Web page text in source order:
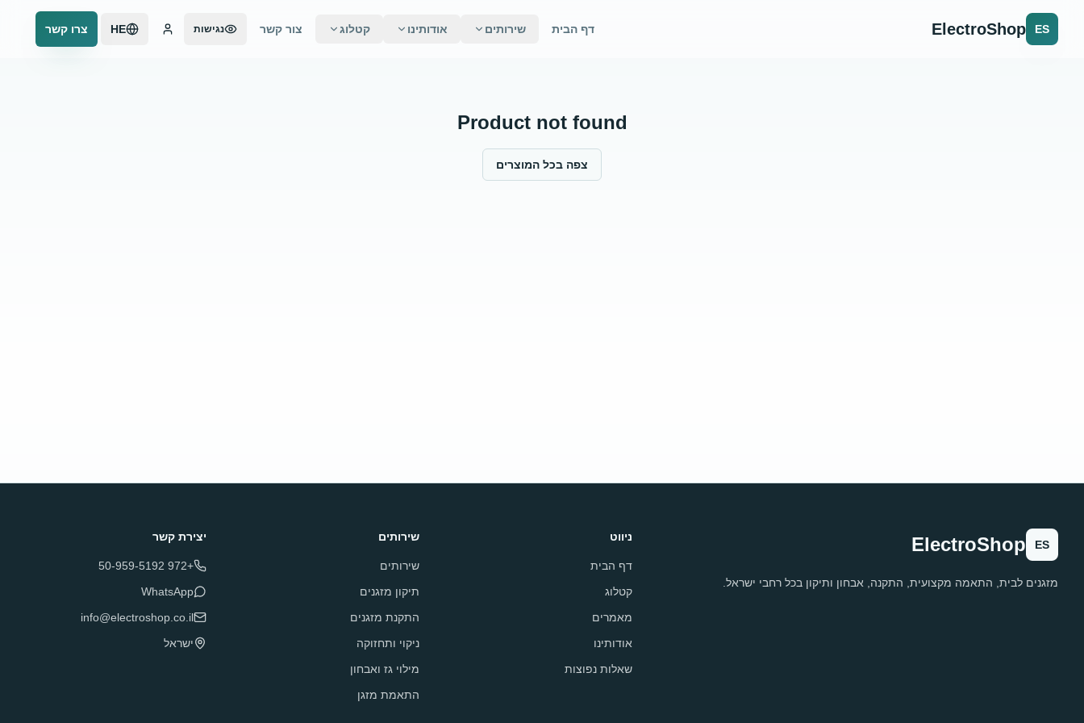
ES
ElectroShop דף הבית שירותים אודותינו קטלוג צור קשר נגישות HE צרו קשר
Product not found
צפה בכל המוצרים
ES
ElectroShop
מזגנים לבית, התאמה מקצועית, התקנה, אבחון ותיקון בכל רחבי ישראל.
ניווט
דף הבית
קטלוג
מאמרים
אודותינו
שאלות נפוצות
שירותים
שירותים
תיקון מזגנים
התקנת מזגנים
ניקוי ותחזוקה
מילוי גז ואבחון
התאמת מזגן
יצירת קשר
+972 50-959-5192
WhatsApp
info@electroshop.co.il
ישראל